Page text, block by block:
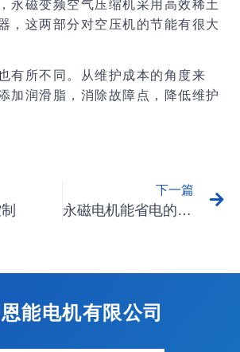
永磁变频空气压缩机采用高效稀土
，这两部分对空压机的节能有很大
有所不同。从维护成本的角度来
加润滑脂，消除故障点，降低维护
下一篇
永磁电机能省电的原因
能电机有限公司